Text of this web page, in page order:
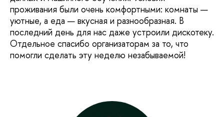
проживания были очень комфортными: комнаты —
уютные, а еда — вкусная и разнообразная. В
последний день для нас даже устроили дискотеку.
Отдельное спасибо организаторам за то, что
помогли сделать эту неделю незабываемой!